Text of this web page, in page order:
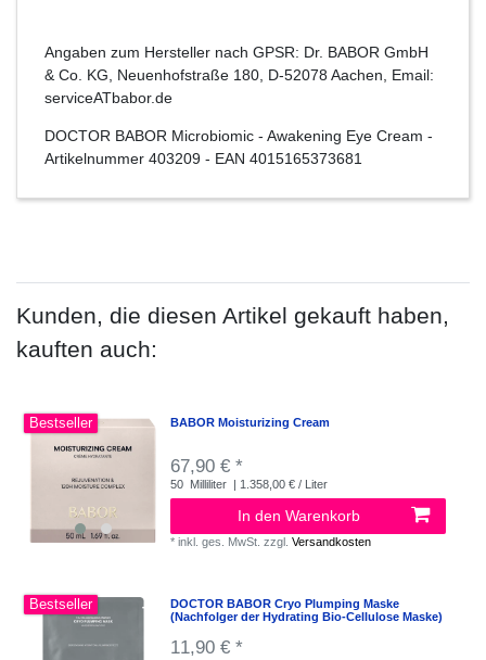
Angaben zum Hersteller nach GPSR: Dr. BABOR GmbH
& Co. KG, Neuenhofstraße 180, D-52078 Aachen, Email:
serviceATbabor.de
DOCTOR BABOR Microbiomic - Awakening Eye Cream -
Artikelnummer 403209 - EAN 4015165373681
Kunden, die diesen Artikel gekauft haben,
kauften auch:
Bestseller BABOR Moisturizing Cream
67,90 € *
50 Milliliter | 1.358,00 € / Liter
In den Warenkorb
*inkl. ges. MwSt. zzgl.Versandkosten
Bestseller
DOCTOR BABOR Cryo Plumping Maske
(Nachfolger der Hydrating Bio-Cellulose Maske)
11,90 € *